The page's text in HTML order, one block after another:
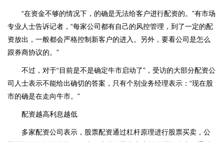
“在资金不够的情况下，的确是无法给客户进行配资的。”有市场
专业人士告诉记者，“每家公司都有自己的风控管理，到了一定的配
资放出，一般都会严格控制新客户的进入。另外，要看公司是怎么
跟券商协议的。”
不过，对于“目前是不是确定牛市启动了”，受访的大部分配资公
司人士表示不能给出确切的答案，只有个别业务经理表示：“现在股
市的确是在走向牛市。”
配资越高利息越低
多家配资公司表示，股票配资通过杠杆原理进行股票买卖，公